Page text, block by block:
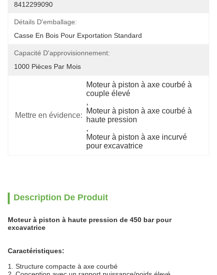
8412299090
Détails D'emballage:
Casse En Bois Pour Exportation Standard
Capacité D'approvisionnement:
1000 Pièces Par Mois
Mettre en évidence:
Moteur à piston à axe courbé à
couple élevé
,
Moteur à piston à axe courbé à
haute pression
,
Moteur à piston à axe incurvé
pour excavatrice
Description De Produit
Moteur à piston à haute pression de 450 bar pour
excavatrice
Caractéristiques:
1. Structure compacte à axe courbé